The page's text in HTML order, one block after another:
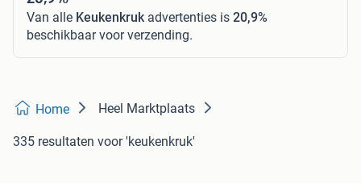
Van alle Keukenkrukadvertenties is 20,9%
beschikbaar voor verzending.
Home Heel Marktplaats
335 resultaten voor 'keukenkruk'